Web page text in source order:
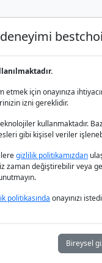
Lüks
-
deneyimi
için onayınıza
izni gereklidir.
kullanmaktadır.
gibi kişisel veriler
gizlilik politikamızdan
zaman değiştirebilir veya
politikasında onayınızı
Bireysel